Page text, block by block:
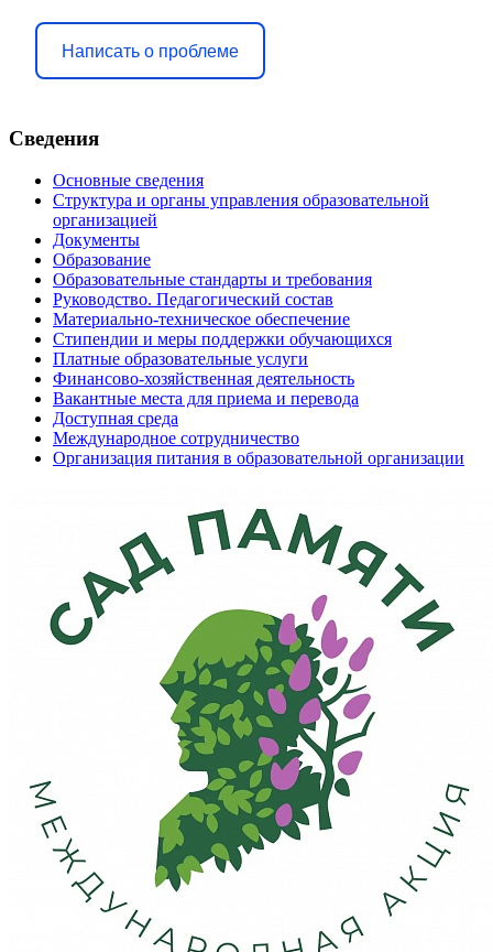
Написать о проблеме
Сведения
Основные сведения
Структура и органы управления образовательной
организацией
Документы
Образование
Образовательные стандарты и требования
Руководство. Педагогический состав
Материально-техническое обеспечение
Стипендии и меры поддержки обучающихся
Платные образовательные услуги
Финансово-хозяйственная деятельность
Вакантные места для приема и перевода
Доступная среда
Международное сотрудничество
Организация питания в образовательной организации